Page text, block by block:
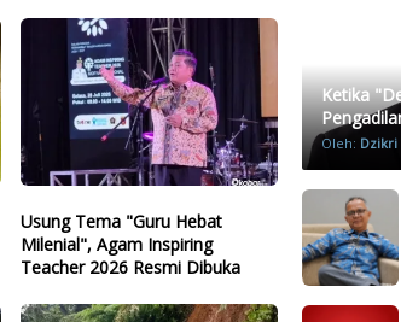
Usung Tema "Guru Hebat
Milenial", Agam Inspiring
Teacher 2026 Resmi Dibuka
Ketika
Oleh: Dzikri